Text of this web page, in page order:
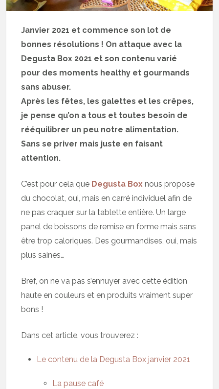
Janvier 2021 et commence son lot de
bonnes résolutions ! On attaque avec la
Degusta Box 2021 et son contenu varié
pour des moments healthy et gourmands
sans abuser.
Après les fêtes, les galettes et les crêpes,
je pense qu’on a tous et toutes besoin de
rééquilibrer un peu notre alimentation.
Sans se priver mais juste en faisant
attention.
C’est pour cela que Degusta Box nous propose
du chocolat, oui, mais en carré individuel afin de
ne pas craquer sur la tablette entière. Un large
panel de boissons de remise en forme mais sans
être trop caloriques. Des gourmandises, oui, mais
plus saines…
Bref, on ne va pas s’ennuyer avec cette édition
haute en couleurs et en produits vraiment super
bons !
Dans cet article, vous trouverez :
Le contenu de la Degusta Box janvier 2021
La pause café